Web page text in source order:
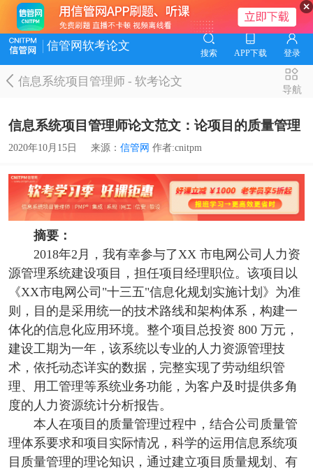
信管网软考论文
搜索 APP下载 登录
信息系统项目管理师-软考论文
导航
信息系统项目管理师论文范文：论项目的质量管理
2020年10月15日 来源： 信管网 作者:cnitpm
摘要：
2018年2月，我有幸参与了XX 市电网公司人力资
源管理系统建设项目，担任项目经理职位。该项目以
《XX市电网公司"十三五"信息化规划实施计划》为准
则，目的是采用统一的技术路线和架构体系，构建一
体化的信息化应用环境。整个项目总投资 800 万元，
建设工期为一年，该系统以专业的人力资源管理技
术，依托动态详实的数据，完整实现了劳动组织管
理、用工管理等系统业务功能，为客户及时提供多角
度的人力资源统计分析报告。
本人在项目的质量管理过程中，结合公司质量管
理体系要求和项目实际情况，科学的运用信息系统项
目质量管理的理论知识，通过建立项目质量规划、有